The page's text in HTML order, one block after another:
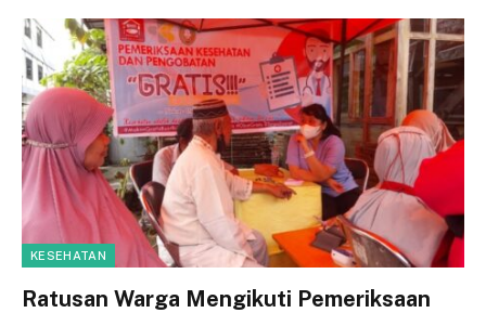
KESEHATAN
Ratusan Warga Mengikuti Pemeriksaan